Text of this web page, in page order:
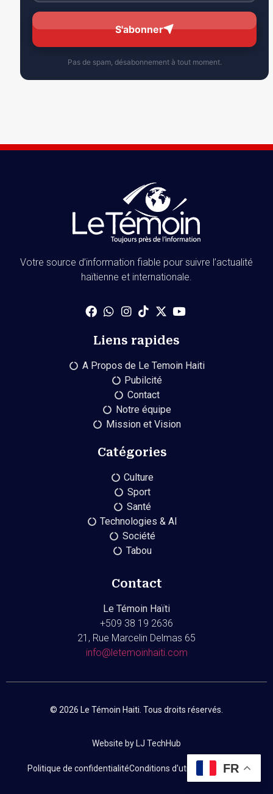
S'abonner
Pas de spam, désabonnement à tout moment.
Votre source d’information fiable pour suivre l’actualité
haïtienne et internationale.
Liens rapides
A Propos de Le Temoin Haiti
Pubilcité
Contact
Notre équipe
Mission et Vision
Catégories
Culture
Sport
Santé
Technologies & AI
Société
Tabou
Contact
Le Témoin Haïti
+509 38 19 2636
21, Rue Marcelin Delmas 65
info@letemoinhaiti.com
© 2026 Le Témoin Haiti. Tous droits réservés.
Website by LJ TechHub
Politique de confidentialitéConditions d'utilisation Contact
FR